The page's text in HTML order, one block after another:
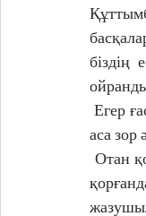
біздің
аса зор